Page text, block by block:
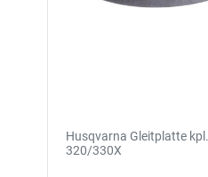
Husqvarna Gleitplatte kpl.
320/330X